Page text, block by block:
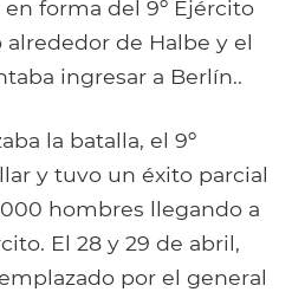
forma del 9º Ejército
de Halbe y el
ingresar a Berlín..
la batalla, el 9º
y tuvo un éxito parcial
hombres llegando a
El 28 y 29 de abril,
por el general